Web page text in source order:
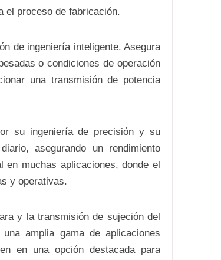
el proceso de fabricación.
de ingeniería inteligente. Asegura
o condiciones de operación
una transmisión de potencia
su ingeniería de precisión y su
asegurando un rendimiento
en muchas aplicaciones, donde el
y operativas.
y la transmisión de sujeción del
amplia gama de aplicaciones
en una opción destacada para